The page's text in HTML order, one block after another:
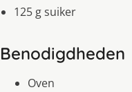
125 g suiker
Benodigdheden
Oven